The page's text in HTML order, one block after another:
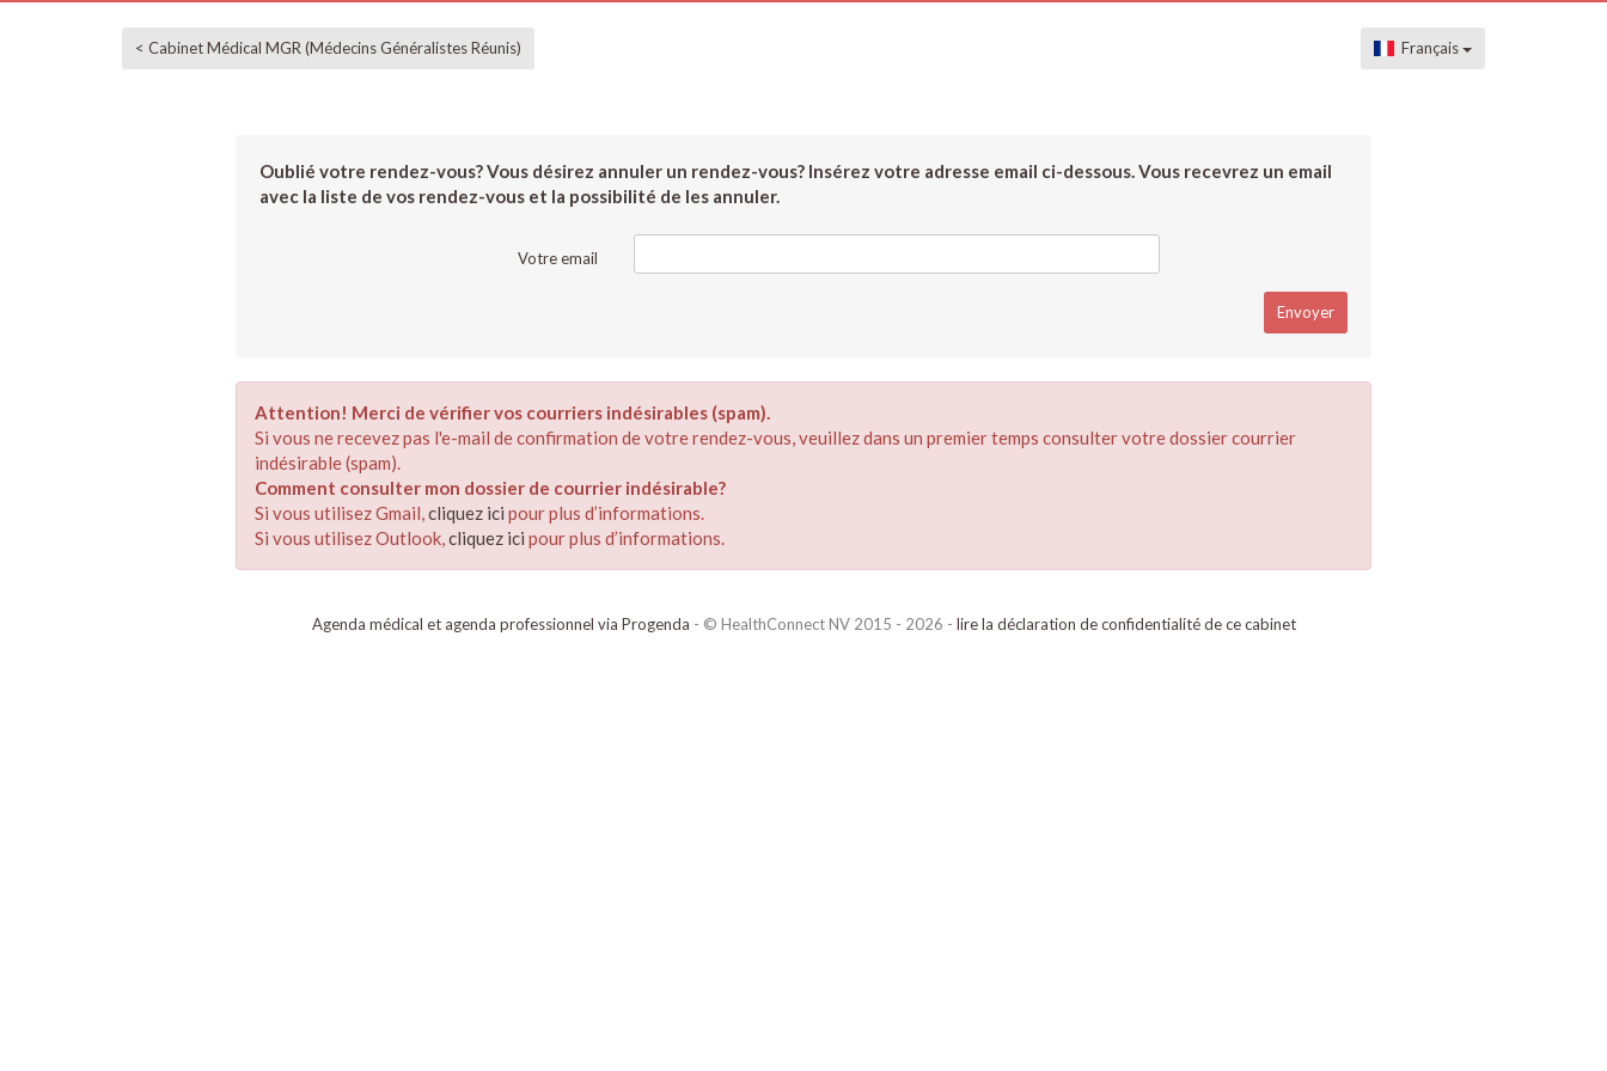
< Cabinet Médical MGR (Médecins Généralistes Réunis) Français
Oublié votre rendez-vous? Vous désirez annuler un rendez-vous? Insérez votre adresse email ci-dessous. Vous recevrez un email
avec la liste de vos rendez-vous et la possibilité de les annuler.
Votre email
Attention! Merci de vérifier vos courriers indésirables (spam).
Si vous ne recevez pas l'e-mail de confirmation de votre rendez-vous, veuillez dans un premier temps consulter votre dossier courrier
indésirable (spam).
Comment consulter mon dossier de courrier indésirable?
Si vous utilisez Gmail,cliquez ici pour plus d’informations.
Si vous utilisez Outlook,cliquez ici pour plus d’informations.
Agenda médical et agenda professionnel via Progenda - © HealthConnect NV 2015 - 2026 - lire la déclaration de confidentialité de ce cabinet